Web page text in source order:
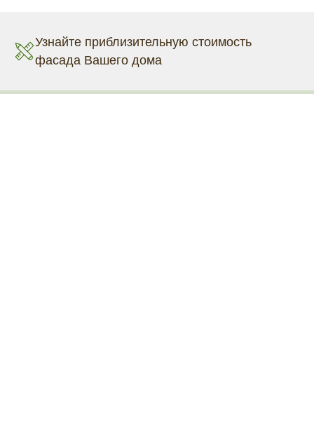
Узнайте приблизительную стоимость
фасада Вашего дома